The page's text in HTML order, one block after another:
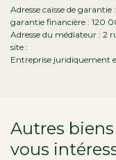
Adresse caisse de
garantie financière : 120
Adresse du médiateur : 2
site :
Entreprise juridiquement
Autres
vous